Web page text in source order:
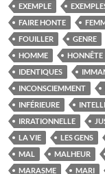
EXEMPLE
FAIRE HONTE
FOUILLER
GENRE
HOMME
HONNÊTE
IDENTIQUES
INCONSCIEMMENT
INFÉRIEURE
IRRATIONNELLE
LA VIE
LES GENS
MAL
MALHEUR
MARASME
MARI